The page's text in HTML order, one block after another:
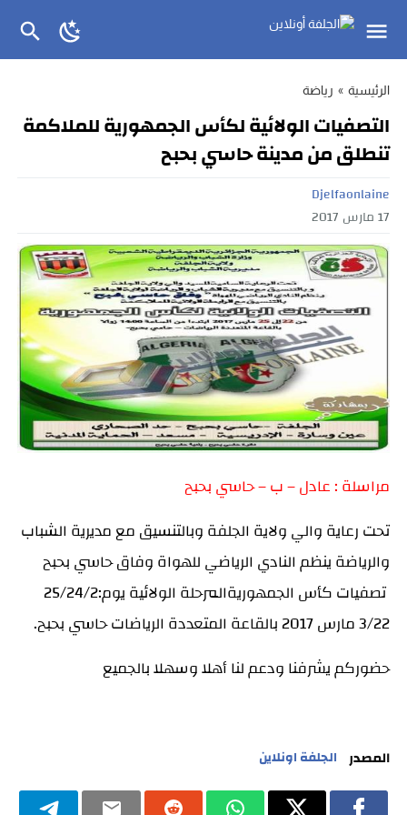
الرئيسية » رياضة
التصفيات الولائية لكأس الجمهورية للملاكمة
تنطلق من مدينة حاسي بحبح
Djelfaonlaine
17 مارس 2017
مراسلة : عادل – ب – حاسي بحبح
تحت رعاية والي ولاية الجلفة وبالتنسيق مع مديرية الشباب
والرياضة ينظم النادي الرياضي للهواة وفاق حاسي بحبح
تصفيات كأس الجمهوريةالمرحلة الولائية يوم:25/24/2
3/22 مارس 2017 بالقاعة المتعددة الرياضات حاسي بحبح.
حضوركم يشرفنا ودعم لنا أهلا وسهلا بالجميع
المصدر الجلفة اونلاين